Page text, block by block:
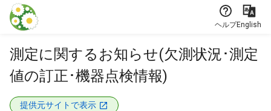
本文に飛ぶ
ヘルプEnglish
測定に関するお知らせ(欠測状況･測定
値の訂正･機器点検情報)
提供元サイトで表示